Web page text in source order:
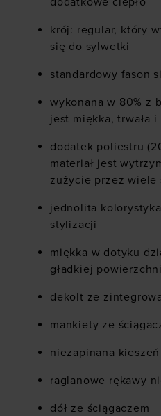
krój: regular, który
się do sylwetki
standardowy fason
wykonana w 80% z
jest miękka, trwała
dodatek poliestru
materiał jest
zużycie przez wiele
jednolita
stylizacji
miękka w dotyku
gładkiej powierzchni
dekolt ze
mankiety ze
niezapinana
raglanowe rękawy
dół ze ściągaczem